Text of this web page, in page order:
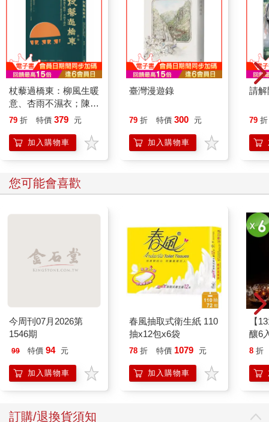
杖藜過橋東：柳風生暖
意、杏雨不濕衣；陳亮
恭談以心轉境的適齡漫
79 折 特價 379 元
加入購物車
臺灣漫遊錄
79 折 特價 300 元
加入購物車
請解
79 折
您可能會喜歡
今周刊07月2026第
1546期
99 特價 94 元
加入購物車
春風抽取式衛生紙 110
抽x12包x6袋
78 折 特價 1079 元
加入購物車
【
釀6
8 折
訂購/退換貨須知